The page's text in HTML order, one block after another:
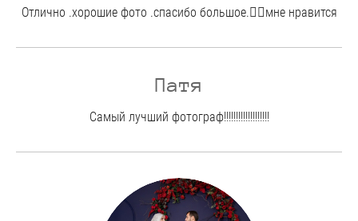
Отлично .хорошие фото .спасибо большое.👍🏻мне нравится
Патя
Самый лучший фотограф!!!!!!!!!!!!!!!!!!!